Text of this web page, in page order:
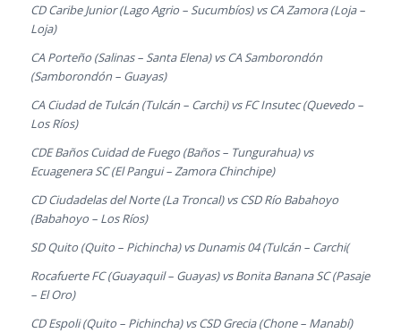
CD Caribe Junior (Lago Agrio – Sucumbíos) vs CA Zamora (Loja –
Loja)
CA Porteño (Salinas – Santa Elena) vs CA Samborondón
(Samborondón – Guayas)
CA Ciudad de Tulcán (Tulcán – Carchi) vs FC Insutec (Quevedo –
Los Ríos)
CDE Baños Cuidad de Fuego (Baños – Tungurahua) vs
Ecuagenera SC (El Pangui – Zamora Chinchipe)
CD Ciudadelas del Norte (La Troncal) vs CSD Río Babahoyo
(Babahoyo – Los Ríos)
SD Quito (Quito – Pichincha) vs Dunamis 04 (Tulcán – Carchi(
Rocafuerte FC (Guayaquil – Guayas) vs Bonita Banana SC (Pasaje
– El Oro)
CD Espoli (Quito – Pichincha) vs CSD Grecia (Chone – Manabí)